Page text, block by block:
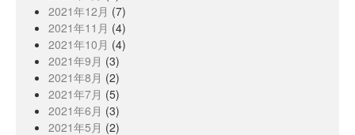
2021年12月 (7)
2021年11月 (4)
2021年10月 (4)
2021年9月 (3)
2021年8月 (2)
2021年7月 (5)
2021年6月 (3)
2021年5月 (2)